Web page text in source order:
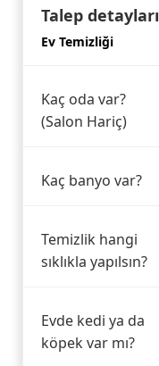
Talep detayları
Ev Temizliği
Kaç oda var?
(Salon Hariç)
Kaç banyo var?
Temizlik hangi
sıklıkla yapılsın?
Evde kedi ya da
köpek var mı?